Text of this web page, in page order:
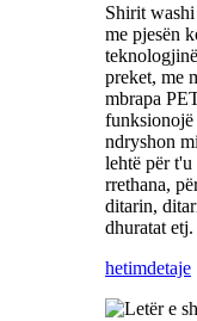
Shirit
me pjesën
preket, me
mbrapa
funksionojë
ndryshon
lehtë për t'u
rrethana,
ditarin,
dhuratat etj.
hetimdetaje